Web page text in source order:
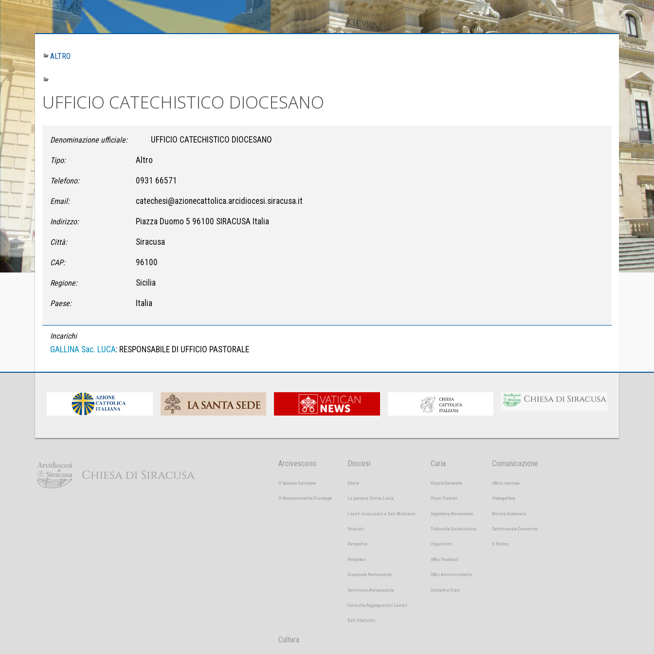
ALTRO
UFFICIO CATECHISTICO DIOCESANO
Denominazione ufficiale: UFFICIO CATECHISTICO DIOCESANO
Tipo: Altro
Telefono: 0931 66571
Email: catechesi@azionecattolica.arcidiocesi.siracusa.it
Indirizzo: Piazza Duomo 5 96100 SIRACUSA Italia
Città: Siracusa
CAP: 96100
Regione: Sicilia
Paese: Italia
Incarichi
GALLINA Sac. LUCA: RESPONSABILE DI UFFICIO PASTORALE
Arcivescovo
Il Vescovo Salvatore
Il Vescovo emerito Giuseppe
Diocesi
Storia
La patrona Santa Lucia
I santi siracusani e San Marciano
Vicariati
Parrocchie
Presbiteri
Diaconato Permanente
Seminario Arcivescovile
Consulta Aggregazioni Laicali
Dati Statistici
Curia
Vicario Generale
Vicari Foranei
Segreteria Arcivescovo
Tribunale Ecclesiastico
Organismi
Uffici Pastorali
Uffici Amministrativi
Contatti e Orari
Comunicazione
Ufficio stampa
Videogallery
Rivista diocesana
Settimanale Cammino
Il Portico
Cultura